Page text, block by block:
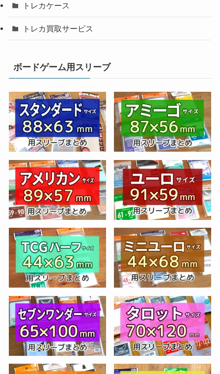
トレカケース
トレカ買取サービス
ボードゲーム用スリーブ